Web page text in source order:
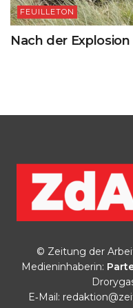
FEUILLETON
Nach der Explosion
© Zeitung der
Medieninhaberin:
E‑Mail: